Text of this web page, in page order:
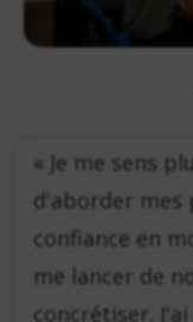
« Je me sens
d'aborder mes
confiance en
me lancer de
concrétiser.